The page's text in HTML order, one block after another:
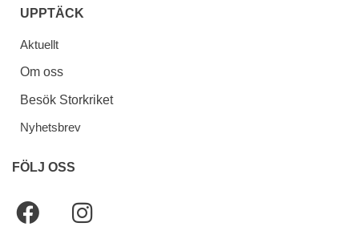
UPPTÄCK
Aktuellt
Om oss
Besök Storkriket
Nyhetsbrev
FÖLJ OSS